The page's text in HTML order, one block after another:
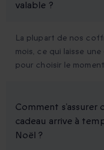
valable ?
La plupart de nos
mois, ce qui laisse
pour choisir le
Comment s’assurer
cadeau arrive à
Noël ?